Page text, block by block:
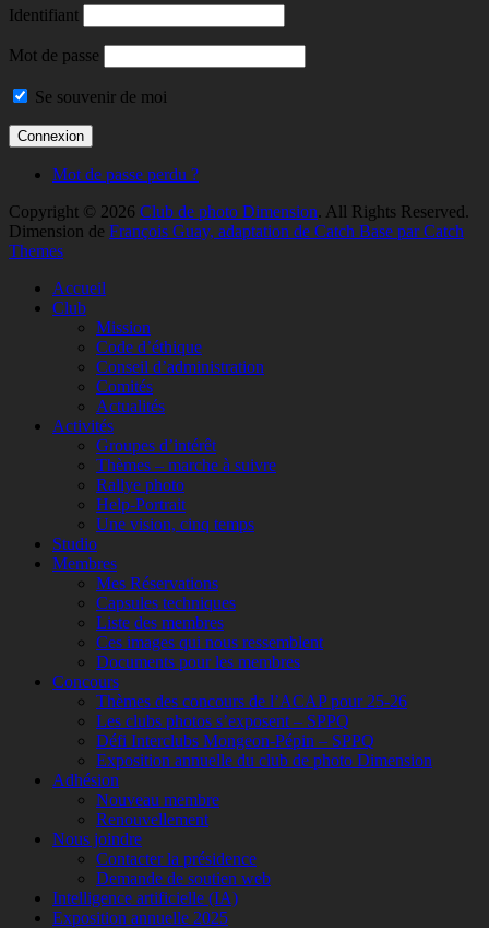
Identifiant
Mot de passe
Se souvenir de moi
Mot de passe perdu ?
Copyright © 2026 Club de photo Dimension. All Rights Reserved.
Dimension de François Guay, adaptation de Catch Base par Catch
Themes
remonterAccueil
Club
Mission
Code d’éthique
Conseil d’administration
Comités
Actualités
Activités
Groupes d’intérêt
Thèmes – marche à suivre
Rallye photo
Help-Portrait
Une vision, cinq temps
Studio
Membres
Mes Réservations
Capsules techniques
Liste des membres
Ces images qui nous ressemblent
Documents pour les membres
Concours
Thèmes des concours de l’ACAP pour 25-26
Les clubs photos s’exposent – SPPQ
Défi Interclubs Mongeon-Pépin – SPPQ
Exposition annuelle du club de photo Dimension
Adhésion
Nouveau membre
Renouvellement
Nous joindre
Contacter la présidence
Demande de soutien web
Intelligence artificielle (IA)
Exposition annuelle 2025